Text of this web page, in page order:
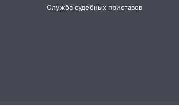
Служба судебных приставов